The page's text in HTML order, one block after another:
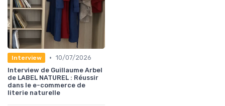
Interview • 10/07/2026
Interview de Guillaume Arbel
de LABEL NATUREL : Réussir
dans le e-commerce de
literie naturelle